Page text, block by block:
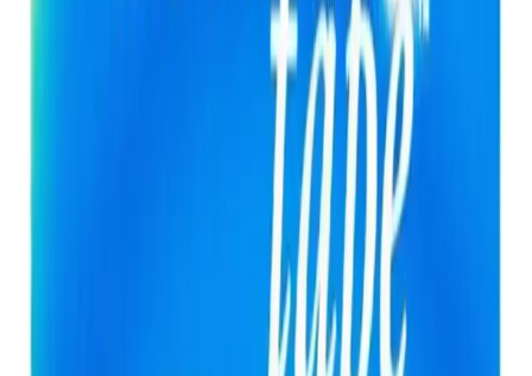
Ürünün genel kullanıcı memnuniyeti oldukça yüksektir. Ortalama
4.8 puan alan Oral-B Satin Tape Diş İpi, kullanıcılar tarafından
"güzel, sağlam ve pratik" olarak tanımlanır. Ayrıca, kullanıcılar
ürünün keskin ve kalıcı ferahlatıcı etkisinden memnun kalmışlardır.
Ferahlatıcı nane aroması, kullanım sonrası ağızda uzun süre kalır ve
Bazı kullanıcılar, ürünün cam şişede değil de farklı ambalajlarda
olmasını tercih edebileceklerini belirtmişlerdir. Ancak, genel olarak
ürünün pratikliği ve etkinliği övgüyle karşılanmaktadır.
Ürünün Farklı Yönleri ve Avantajları
Dişler arasındaki geniş boşlukların
Ferahlatıcı ve tazelik sağlayıcı özellik.